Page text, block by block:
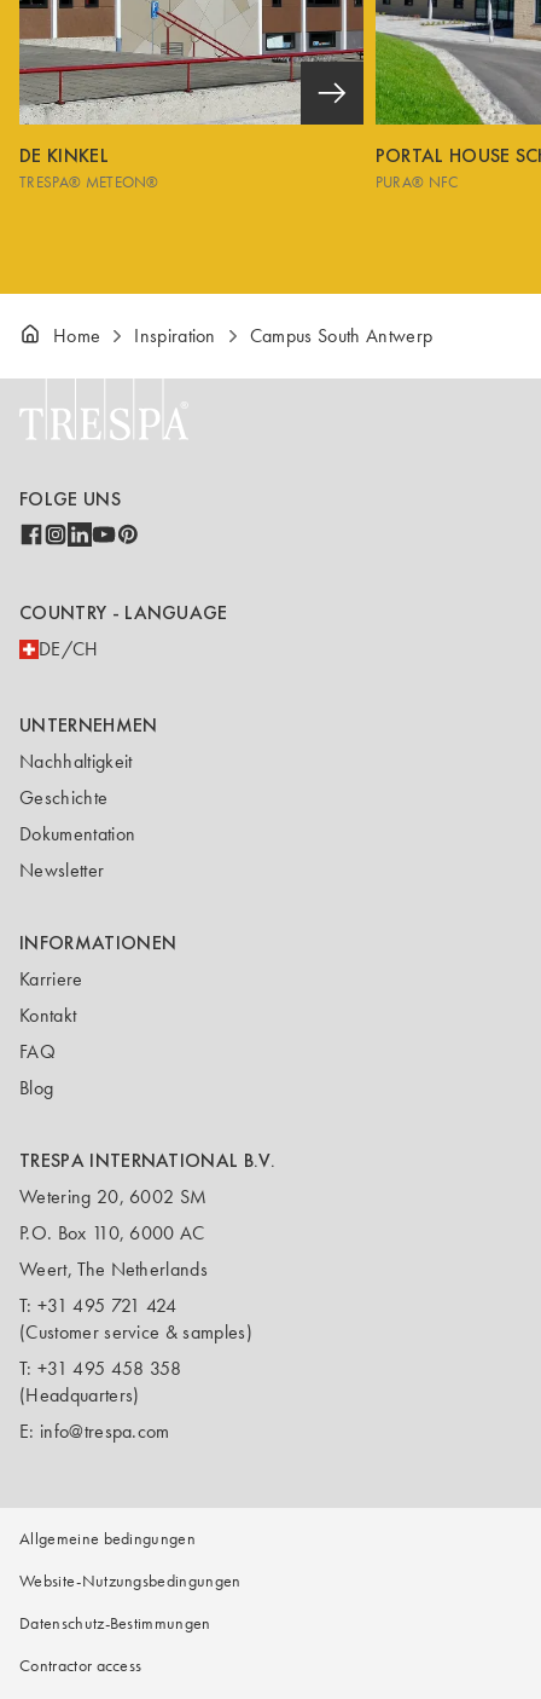
DE KINKEL
TRESPA® METEON®
PORTAL HOUSE
PURA® NFC
Home Inspiration Campus South Antwerp
FOLGE UNS
COUNTRY - LANGUAGE
DE/CH
UNTERNEHMEN
Nachhaltigkeit
Geschichte
Dokumentation
Newsletter
INFORMATIONEN
Karriere
Kontakt
FAQ
Blog
TRESPA INTERNATIONAL B.V.
Wetering 20, 6002 SM
P.O. Box 110, 6000 AC
Weert, The Netherlands
T: +31 495 721 424
(Customer service & samples)
T: +31 495 458 358
(Headquarters)
E: info@trespa.com
Allgemeine bedingungen
Website-Nutzungsbedingungen
Datenschutz-Bestimmungen
Contractor access